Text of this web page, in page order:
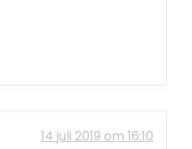
14 juli 2019 om 16:10